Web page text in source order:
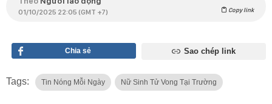
01/10/2025 22:05 (GMT +7) Copy link
Chia sẻ Sao chép link
Tags: Tin Nóng Mỗi Ngày Nữ Sinh Tử Vong Tại Trường